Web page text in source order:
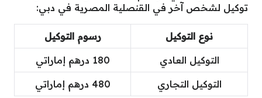
توكيل لشخص آخر في القنصلية المصرية في دبي:
نوع التوكيل رسوم التوكيل
التوكيل العادي 180 درهم إماراتي
التوكيل التجاري 480 درهم إماراتي